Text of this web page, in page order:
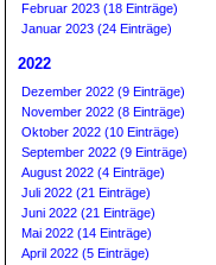
Februar 2023 (18 Einträge)
Januar 2023 (24 Einträge)
2022
Dezember 2022 (9 Einträge)
November 2022 (8 Einträge)
Oktober 2022 (10 Einträge)
September 2022 (9 Einträge)
August 2022 (4 Einträge)
Juli 2022 (21 Einträge)
Juni 2022 (21 Einträge)
Mai 2022 (14 Einträge)
April 2022 (5 Einträge)